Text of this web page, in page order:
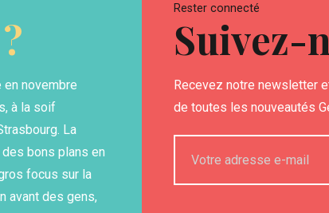
novembre
à la soif
La
bons plans en
focus sur la
avant des gens,
Rester connecté
Suivez-
Recevez notre newsletter
de toutes les nouveautés